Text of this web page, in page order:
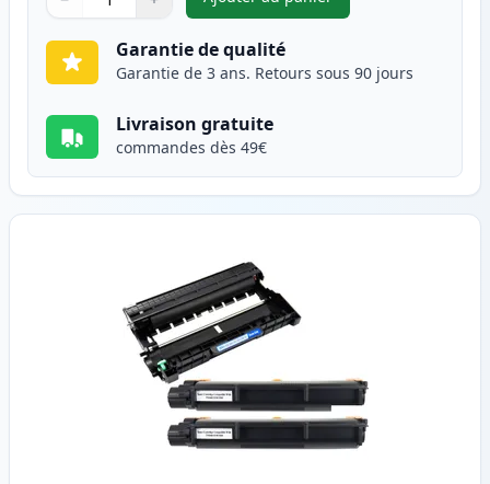
Quantité
Utilisez les boutons pour ajuster
Quantité ,Pack de 5 Brother TN2320
Garantie de qualité
Garantie de 3 ans. Retours sous 90 jours
Livraison gratuite
commandes dès 49€